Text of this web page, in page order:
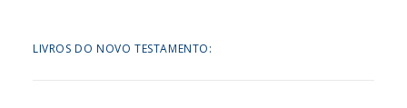
LIVROS DO NOVO TESTAMENTO: